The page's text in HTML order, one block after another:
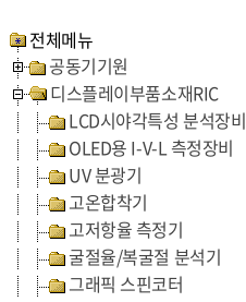
전체메뉴
공동기기원
디스플레이부품소재RIC
LCD시야각특성 분석장비
OLED용 I-V-L 측정장비
UV 분광기
고온합착기
고저항율 측정기
굴절율/복굴절 분석기
그래픽 스핀코터